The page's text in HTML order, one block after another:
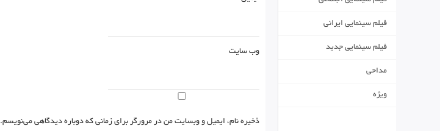
وب‌ سایت
ذخیره نام، ایمیل و وبسایت من در مرورگر برای زمانی که دوباره دیدگاهی می‌نویسم.
فیلم سینمایی ایرانی
فیلم سینمایی جدید
مداحی
ویژه